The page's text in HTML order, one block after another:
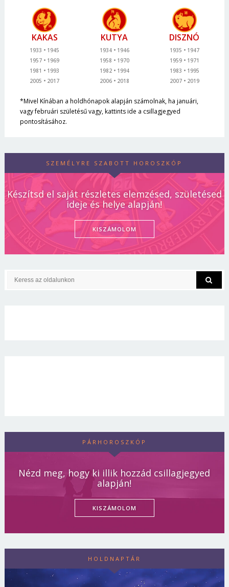
KAKAS
1933
1945
1957
1969
1981
1993
2005
2017
KUTYA
1934
1946
1958
1970
1982
1994
2006
2018
DISZNÓ
1935
1947
1959
1971
1983
1995
2007
2019
*Mivel Kínában a holdhónapok alapján számolnak, ha januári,
vagy februári születésű vagy, kattints ide a csillagjegyed
pontosításához.
SZEMÉLYRE SZABOTT HOROSZKÓP
Készítsd el saját részletes elemzésed, születésed
ideje és helye alapján!
KISZÁMOLOM
PÁRHOROSZKÓP
Nézd meg, hogy ki illik hozzád csillagjegyed
alapján!
KISZÁMOLOM
HOLDNAPTÁR